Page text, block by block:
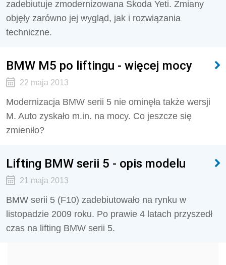
zadebiutuje zmodernizowana Skoda Yeti. Zmiany
objęły zarówno jej wygląd, jak i rozwiązania
techniczne.
BMW M5 po liftingu - więcej mocy
22 maja 2013
Modernizacja BMW serii 5 nie ominęła także wersji
M. Auto zyskało m.in. na mocy. Co jeszcze się
zmieniło?
Lifting BMW serii 5 - opis modelu
21 maja 2013
BMW serii 5 (F10) zadebiutowało na rynku w
listopadzie 2009 roku. Po prawie 4 latach przyszedł
czas na lifting BMW serii 5.